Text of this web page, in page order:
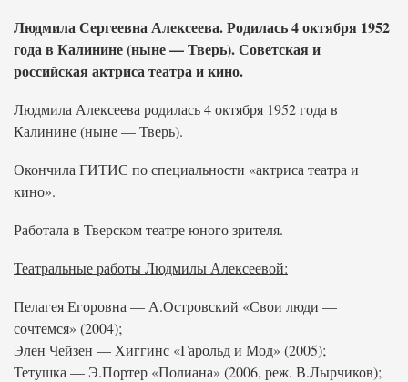
Людмила Сергеевна Алексеева. Родилась 4 октября 1952
года в Калинине (ныне — Тверь). Советская и
российская актриса театра и кино.
Людмила Алексеева родилась 4 октября 1952 года в
Калинине (ныне — Тверь).
Окончила ГИТИС по специальности «актриса театра и
кино».
Работала в Тверском театре юного зрителя.
Театральные работы Людмилы Алексеевой:
Пелагея Егоровна — А.Островский «Свои люди —
сочтемся» (2004);
Элен Чейзен — Хиггинс «Гарольд и Мод» (2005);
Тетушка — Э.Портер «Полиана» (2006, реж. В.Лырчиков);